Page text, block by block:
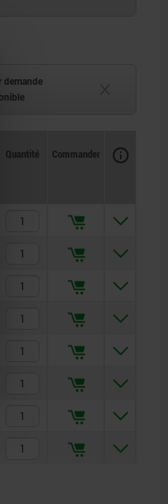
demande
Quantité Commander